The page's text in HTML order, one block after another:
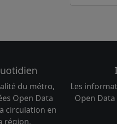
du métro,
Open Data
circulation en
région.
Les
Open